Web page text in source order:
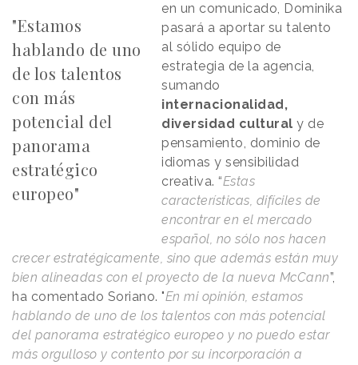
"Estamos
hablando de uno
de los talentos
con más
potencial del
panorama
estratégico
europeo"
en un comunicado, Dominika
pasará a aportar su talento
al sólido equipo de
estrategia de la agencia,
sumando
internacionalidad,
diversidad cultural y de
pensamiento, dominio de
idiomas y sensibilidad
creativa. “Estas
características, difíciles de
encontrar en el mercado
español, no sólo nos hacen
crecer estratégicamente, sino que además están muy
bien alineadas con el proyecto de la nueva McCann”,
ha comentado Soriano. "En mi opinión, estamos
hablando de uno de los talentos con más potencial
del panorama estratégico europeo y no puedo estar
más orgulloso y contento por su incorporación a